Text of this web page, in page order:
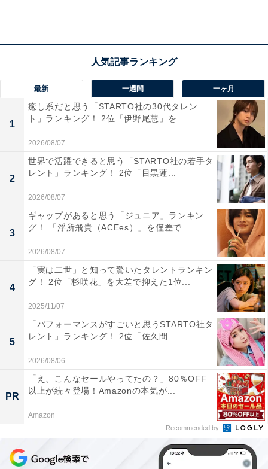
68歳男性の年金平均額は？
厚生労働省が発表した「
令和3年度厚生年金保険・国民年金事業の概況」による
と、厚生年金保険（第1号）の平均年金受給額は月額14
万5665円。65歳以上男性の平均値を見ると16万9006
円。68歳時点の年金額である月20万円は、平均より多い
といえそうです。
平均年金受給額
最新 一週間 一ヶ月
1
癒し系だと思う「STARTO社の30代タレン
ト」ランキング！ 2位「伊野尾慧」を...
2026/08/07
2
世界で活躍できると思う「STARTO社の若手タ
レント」ランキング！ 2位「目黒蓮...
2026/08/07
3
ギャップがあると思う「ジュニア」ランキン
グ！ 「浮所飛貴（ACEes）」を僅差で...
2026/08/07
4
「実は二世」と知って驚いたタレントランキン
グ！ 2位「杉咲花」を大差で抑えた1位...
2025/11/07
5
「パフォーマンスがすごいと思うSTARTO社タ
レント」ランキング！ 2位「佐久間...
2026/08/06
PR
「え、こんなセールやってたの？」80％OFF
以上が続々登場！Amazonの本気が...
Amazon
Recommended by